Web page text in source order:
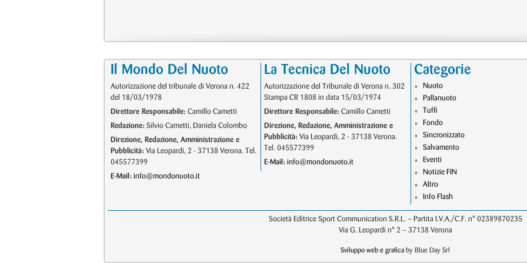
Il Mondo Del Nuoto
Autorizzazione del tribunale di Verona n. 422
del 18/03/1978
Direttore Responsabile: Camillo Cametti
Redazione: Silvio Cametti, Daniela Colombo
Direzione, Redazione, Amministrazione e
Pubblicità: Via Leopardi, 2 - 37138 Verona. Tel.
045577399
E-Mail: info@mondonuoto.it
La Tecnica Del Nuoto
Autorizzazione del Tribunale di Verona n. 302
Stampa CR 1808 in data 15/03/1974
Direttore Responsabile: Camillo Cametti
Direzione, Redazione, Amministrazione e
Pubblicità: Via Leopardi, 2 - 37138 Verona.
Tel. 045577399
E-Mail: info@mondonuoto.it
Categorie
Nuoto
Pallanuoto
Tuffi
Fondo
Sincronizzato
Salvamento
Eventi
Notizie FIN
Altro
Info Flash
Società Editrice Sport Communication S.R.L. – Partita I.V.A./C.F. n° 02389870235
Via G. Leopardi n° 2 – 37138 Verona
Sviluppo web e grafica by Blue Day Srl